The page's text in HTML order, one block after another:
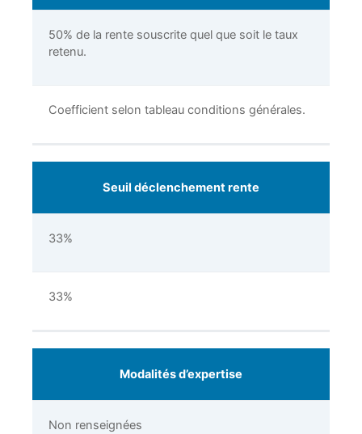
50% de la rente souscrite quel que soit le taux
retenu.
Coefficient selon tableau conditions générales.
Seuil déclenchement rente
33%
33%
Modalités d’expertise
Non renseignées